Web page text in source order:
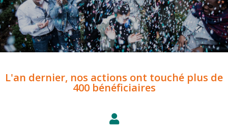
L'an dernier, nos actions ont touché plus de
400 bénéficiaires